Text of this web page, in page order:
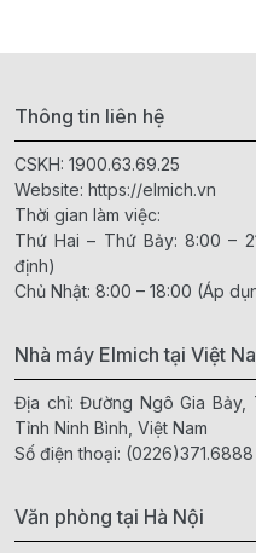
Thông tin liên hệ
CSKH: 1900.63.69.25
Website: https://elmich.vn
Thời gian làm việc:
Thứ Hai – Thứ Bảy: 8:00 –
định)
Chủ Nhật: 8:00 – 18:00 (Áp
Nhà máy Elmich tại Việt
Địa chỉ: Đường Ngô Gia Bảy,
Tỉnh Ninh Bình, Việt Nam
Số điện thoại: (0226)371.6888
Văn phòng tại Hà Nội